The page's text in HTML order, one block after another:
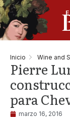
Inicio Wine and
Pierre
para
marzo 16, 2016